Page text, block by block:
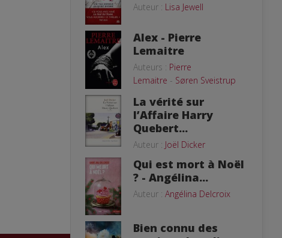
Auteur : Lisa Jewell
Alex - Pierre
Lemaitre
Auteurs : Pierre
Lemaitre - Søren Sveistrup
La vérité sur
l’Affaire Harry
Quebert...
Auteur : Joël Dicker
Qui est mort à Noël
? - Angélina...
Auteur : Angélina Delcroix
Bien connu des